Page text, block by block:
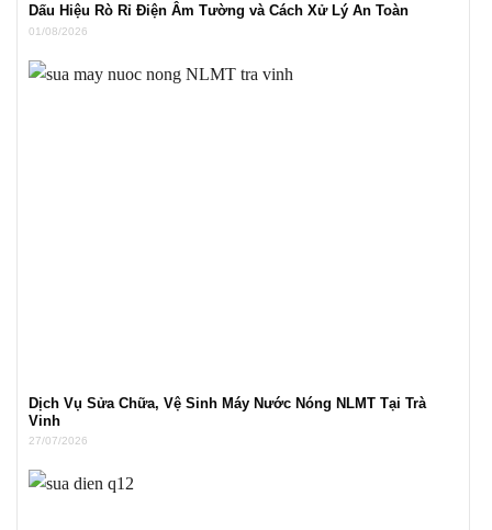
Dấu Hiệu Rò Rỉ Điện Âm Tường và Cách Xử Lý An Toàn
01/08/2026
Dịch Vụ Sửa Chữa, Vệ Sinh Máy Nước Nóng NLMT Tại Trà
Vinh
27/07/2026